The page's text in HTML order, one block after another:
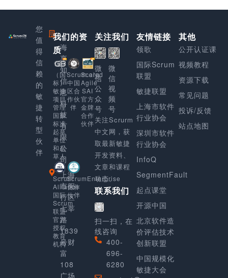
您
值
得
信
赖
的
敏
捷
转
型
伙
伴
上
海
享
知
信
息
科
技
有
限
公
司
上海
市闵
行区
七莘
路
1839
号财
富
108
广场
我们的资
质
（国
标）
敏捷
项目
管理
国家
标准
起草
单位
和起
草人
Scrum.org
中国
区合
作伙
伴
Scaled
Agile
SAI
官方
金牌
合作
伙伴
Scrum
Alliance
国际
Scrum
联盟
官方
授权
教育
机构
ScrumEnterprise
合作
伙伴
关注我们
微
信
公
众
号
微
信
视
频
号
关注Scrurm
中文网，获
取最新敏捷
开发资料、
文章和课程
动态。
联系我们
扫一扫，在
线咨询
400-
696-
6280
友情链接
领歌
国际Scrum
联盟
敏捷联盟
上海市软件
行业协会
深圳市软件
行业协会
InfoQ
SegmentFault
起点课堂
开源中国
北京软件造
价评估技术
创新联盟
中国规模化
敏捷大会
其他
公开认证课
视频教程
资源下载
常见问题
投诉/反馈
站点地图